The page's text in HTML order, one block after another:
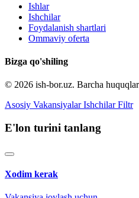
Ishlar
Ishchilar
Foydalanish shartlari
Ommaviy oferta
Bizga qo'shiling
© 2026 ish-bor.uz. Barcha
Asosiy Vakansiyalar Ishchilar Filtr
E'lon turini tanlang
Xodim kerak